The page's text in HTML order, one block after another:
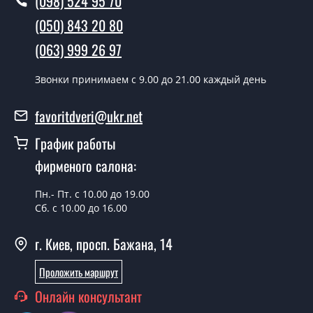
В тот же день в течении нескольких часов, при
условии наличия их на складе, либо на следующий
замерщика?
Да можно.
У вас есть в наличии готовые
металлические двери?
металлических дверей.
металлических дверей?
От 5200 грн.
Нужны металлические двери эконом
(050) 843 20 80
(063) 999 26 97
Звонки принимаем c 9.00 до 21.00 каждый день
favoritdveri@ukr.net
График работы
фирменого салона:
Пн.- Пт. с 10.00 до 19.00
Сб. с 10.00 до 16.00
г. Киев, просп. Бажана, 14
Проложить маршрут
Онлайн консультант